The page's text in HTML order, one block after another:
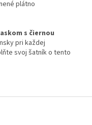
plátno
s čiernou
pri každej
svoj šatník o tento